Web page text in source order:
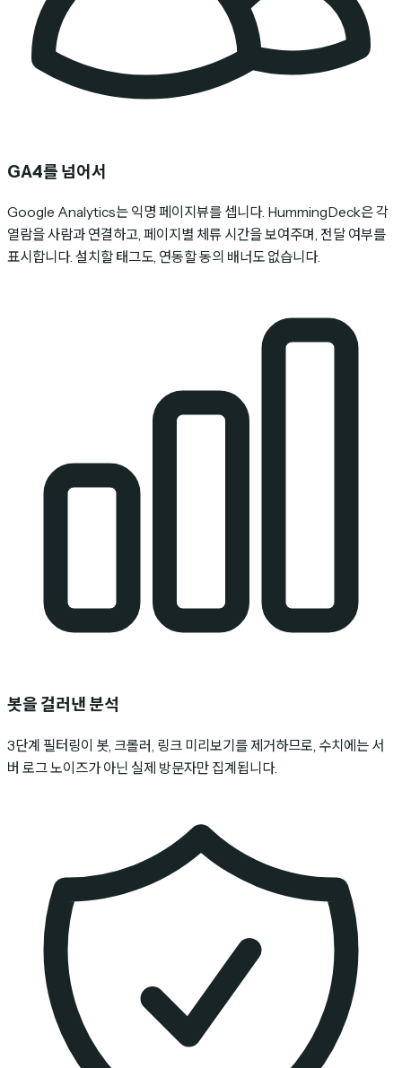
GA4를 넘어서
Google Analytics는 익명 페이지뷰를 셉니다. HummingDeck은 각
열람을 사람과 연결하고, 페이지별 체류 시간을 보여주며, 전달 여부를
표시합니다. 설치할 태그도, 연동할 동의 배너도 없습니다.
봇을 걸러낸 분석
3단계 필터링이 봇, 크롤러, 링크 미리보기를 제거하므로, 수치에는 서
버 로그 노이즈가 아닌 실제 방문자만 집계됩니다.